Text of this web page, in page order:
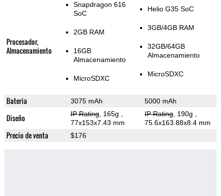
Procesador,
Almacenamiento
Snapdragon 616
SoC
2GB RAM
16GB
Almacenamiento
MicroSDXC
Helio G35 SoC
3GB/4GB RAM
32GB/64GB
Almacenamiento
MicroSDXC
Bateria 3075 mAh 5000 mAh
Diseño IP Rating, 165g
77x153x7.43 mm
IP Rating, 190g
75.6x163.88x8.4 mm
Precio de venta $176